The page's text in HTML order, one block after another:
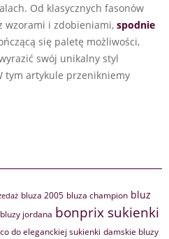
Od klasycznych fasonów
wzorami i zdobieniami, spodnie
się paletę możliwości,
swój unikalny styl
tym artykule przenikniemy
bluza 2005 bluza champion bluz
bluzy jordana bonprix sukienki
co do eleganckiej sukienki damskie bluzy